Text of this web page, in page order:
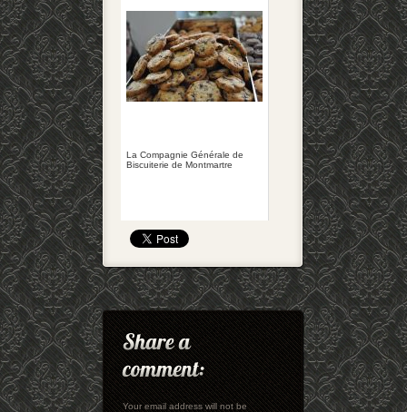
La Compagnie Générale de
Biscuiterie de Montmartre
Your email address will not be